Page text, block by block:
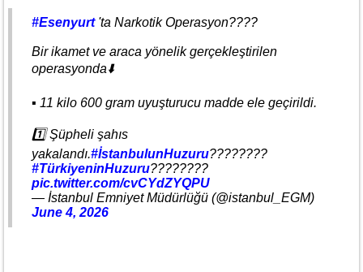
#Esenyurt'ta Narkotik Operasyon????
Bir ikamet ve araca yönelik gerçekleştirilen
operasyonda⬇️
▪️ 11 kilo 600 gram uyuşturucu madde ele geçirildi.
1️⃣ Şüpheli şahıs
yakalandı.#İstanbulunHuzuru????????
#TürkiyeninHuzuru????????
pic.twitter.com/cvCYdZYQPU
— İstanbul Emniyet Müdürlüğü (@istanbul_EGM)
June 4, 2026